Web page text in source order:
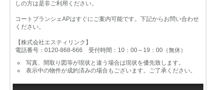
しの方は是非ご利用ください。
コートブランシェAPはすぐにご案内可能です。下記からお問い合わせ
ください。
【株式会社エスティリンク】
電話番号：0120-868-666 受付時間：10：00～19：00（無休）
写真、間取り図等が現状と違う場合は現状を優先致します。
表示中の物件が成約済みの場合もございます。ご了承ください。